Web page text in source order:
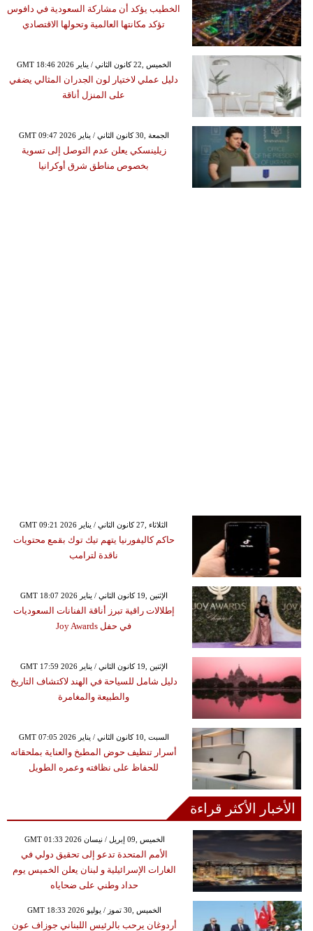
الخطيب يؤكد أن مشاركة السعودية في دافوس
تؤكد مكانتها العالمية وتحولها الاقتصادي
GMT 18:46 2026 الخميس ,22 كانون الثاني / يناير
دليل عملي لاختيار لون الجدران المثالي يضفي
على المنزل أناقة
GMT 09:47 2026 الجمعة ,30 كانون الثاني / يناير
زيلينسكي يعلن عدم التوصل إلى تسوية
بخصوص مناطق شرق أوكرانيا
GMT 09:21 2026 الثلاثاء ,27 كانون الثاني / يناير
حاكم كاليفورنيا يتهم تيك توك بقمع محتويات
ناقدة لترامب
GMT 18:07 2026 الإثنين ,19 كانون الثاني / يناير
إطلالات راقية تبرز أناقة الفنانات السعوديات
في حفل Joy Awards
GMT 17:59 2026 الإثنين ,19 كانون الثاني / يناير
دليل شامل للسياحة في الهند لاكتشاف التاريخ
والطبيعة والمغامرة
GMT 07:05 2026 السبت ,10 كانون الثاني / يناير
أسرار تنظيف حوض المطبخ والعناية بملحقاته
للحفاظ على نظافته وعمره الطويل
الأخبار الأكثر قراءة
GMT 01:33 2026 الخميس ,09 إبريل / نيسان
الأمم المتحدة تدعو إلى تحقيق دولي في
الغارات الإسرائيلية و لبنان يعلن الخميس يوم
حداد وطني على ضحاياه
GMT 18:33 2026 الخميس ,30 تموز / يوليو
أردوغان يرحب بالرئيس اللبناني جوزاف عون